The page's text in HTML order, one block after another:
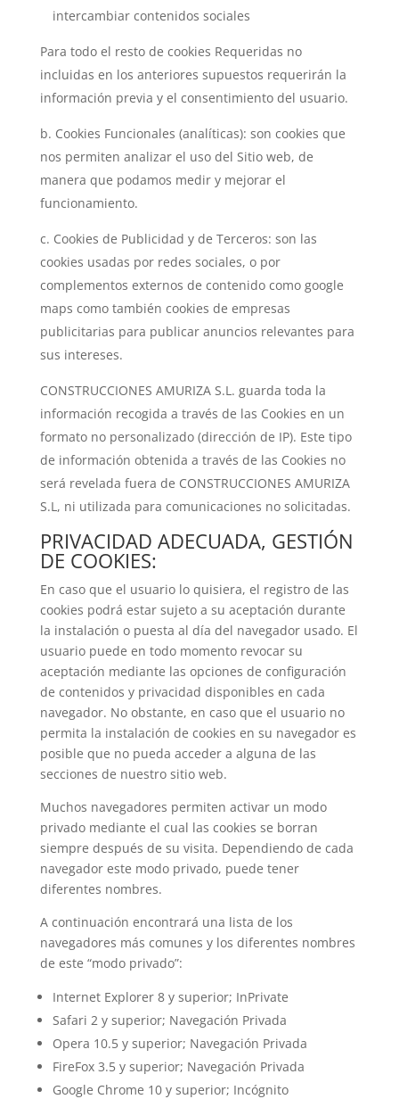
intercambiar contenidos sociales
Para todo el resto de cookies Requeridas no
incluidas en los anteriores supuestos requerirán la
información previa y el consentimiento del usuario.
b. Cookies Funcionales (analíticas): son cookies que
nos permiten analizar el uso del Sitio web, de
manera que podamos medir y mejorar el
funcionamiento.
c. Cookies de Publicidad y de Terceros: son las
cookies usadas por redes sociales, o por
complementos externos de contenido como google
maps como también cookies de empresas
publicitarias para publicar anuncios relevantes para
sus intereses.
CONSTRUCCIONES AMURIZA S.L. guarda toda la
información recogida a través de las Cookies en un
formato no personalizado (dirección de IP). Este tipo
de información obtenida a través de las Cookies no
será revelada fuera de CONSTRUCCIONES AMURIZA
S.L, ni utilizada para comunicaciones no solicitadas.
PRIVACIDAD ADECUADA, GESTIÓN
DE COOKIES:
En caso que el usuario lo quisiera, el registro de las
cookies podrá estar sujeto a su aceptación durante
la instalación o puesta al día del navegador usado. El
usuario puede en todo momento revocar su
aceptación mediante las opciones de configuración
de contenidos y privacidad disponibles en cada
navegador. No obstante, en caso que el usuario no
permita la instalación de cookies en su navegador es
posible que no pueda acceder a alguna de las
secciones de nuestro sitio web.
Muchos navegadores permiten activar un modo
privado mediante el cual las cookies se borran
siempre después de su visita. Dependiendo de cada
navegador este modo privado, puede tener
diferentes nombres.
A continuación encontrará una lista de los
navegadores más comunes y los diferentes nombres
de este “modo privado”:
Internet Explorer 8 y superior; InPrivate
Safari 2 y superior; Navegación Privada
Opera 10.5 y superior; Navegación Privada
FireFox 3.5 y superior; Navegación Privada
Google Chrome 10 y superior; Incógnito